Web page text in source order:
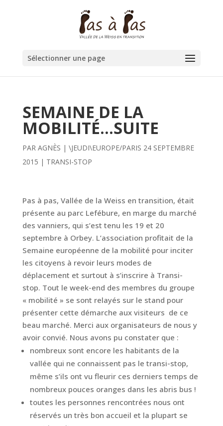
Sélectionner une page
SEMAINE DE LA
MOBILITÉ…SUITE
PAR AGNÈS | \JEUDI\EUROPE/PARIS 24 SEPTEMBRE
2015 | TRANSI-STOP
Pas à pas, Vallée de la Weiss en transition, était
présente au parc Lefébure, en marge du marché
des vanniers, qui s’est tenu les 19 et 20
septembre à Orbey. L’association profitait de la
Semaine européenne de la mobilité pour inciter
les citoyens à revoir leurs modes de
déplacement et surtout à s’inscrire à Transi-
stop. Tout le week-end des membres du groupe
« mobilité » se sont relayés sur le stand pour
présenter cette démarche aux visiteurs de ce
beau marché. Merci aux organisateurs de nous y
avoir convié. Nous avons pu constater que :
nombreux sont encore les habitants de la
vallée qui ne connaissent pas le transi-stop,
même s’ils ont vu fleurir ces derniers temps de
nombreux pouces oranges dans les abris bus !
toutes les personnes rencontrées nous ont
réservés un très bon accueil et la plupart se